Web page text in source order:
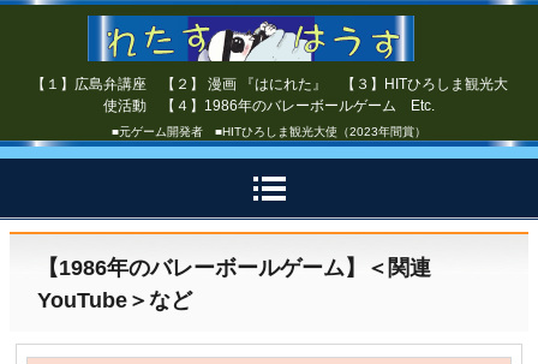
【１】広島弁講座 【２】 漫画 『はにれた』 【３】HITひろしま観光大
使活動 【４】1986年のバレーボールゲーム Etc.
■元ゲーム開発者 ■HITひろしま観光大使（2023年間賞）
【1986年のバレーボールゲーム】＜関連
YouTube＞など